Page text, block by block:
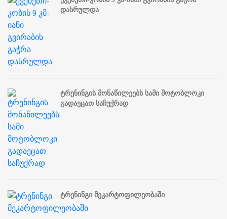
დასრულდა
ტრენინგის მონაწილეებს სამი მოტობლოკი
გადაეცათ საჩუქრად
ტრენინგი მეკარტოფილეობაში